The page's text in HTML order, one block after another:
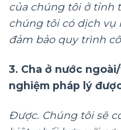
của chúng tôi ở tỉnh
chúng tôi có dịch vụ
đảm bảo quy trình
3. Cha ở nước
nghiệm pháp lý
Được. Chúng tôi sẽ